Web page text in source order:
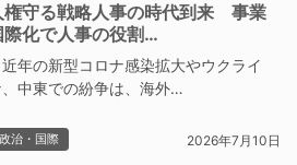
権守る戦略人事の時代到来 事業
際化で人事の役割…
年の新型コロナ感染拡大やウクライ
中東での紛争は、海外…
政治・国際 2026年7月10日